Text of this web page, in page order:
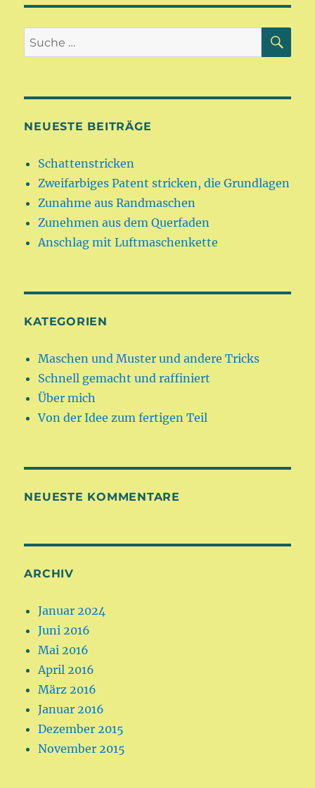
Suche
nach:
NEUESTE BEITRÄGE
Schattenstricken
Zweifarbiges Patent stricken, die Grundlagen
Zunahme aus Randmaschen
Zunehmen aus dem Querfaden
Anschlag mit Luftmaschenkette
KATEGORIEN
Maschen und Muster und andere Tricks
Schnell gemacht und raffiniert
Über mich
Von der Idee zum fertigen Teil
NEUESTE KOMMENTARE
ARCHIV
Januar 2024
Juni 2016
Mai 2016
April 2016
März 2016
Januar 2016
Dezember 2015
November 2015